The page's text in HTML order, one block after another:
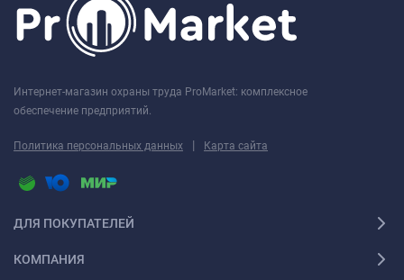
Интернет-магазин охраны труда ProMarket: комплексное
обеспечение предприятий.
Политика персональных данных | Карта сайта
ДЛЯ ПОКУПАТЕЛЕЙ
КОМПАНИЯ